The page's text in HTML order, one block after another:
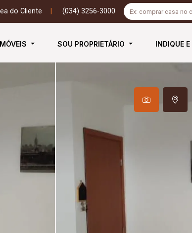
do Cliente (034) 3256-3000
SOU PROPRIETÁRIO INDIQUE